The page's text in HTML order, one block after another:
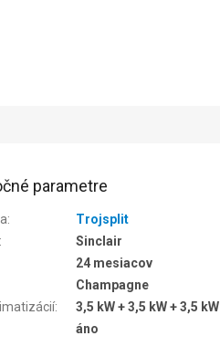
parametre
:
Trojsplit
:
Sinclair
24 mesiacov
Champagne
:
3,5 kW + 3,5 kW + 3,5 kW
áno